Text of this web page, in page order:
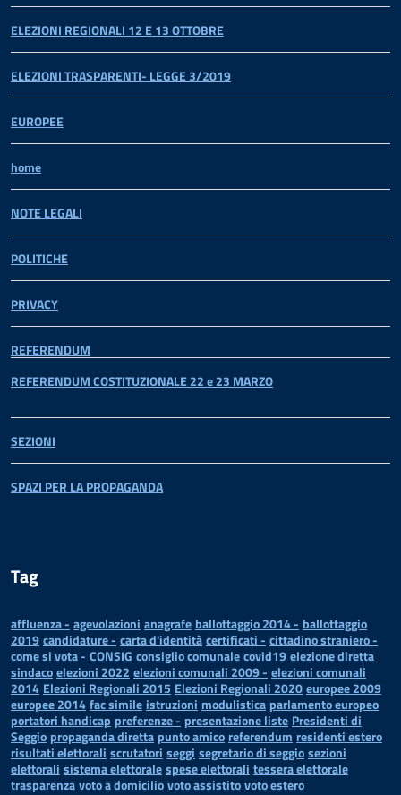
ELEZIONI REGIONALI 12 E 13 OTTOBRE
ELEZIONI TRASPARENTI- LEGGE 3/2019
EUROPEE
home
NOTE LEGALI
POLITICHE
PRIVACY
REFERENDUM
REFERENDUM COSTITUZIONALE 22 e 23 MARZO
SEZIONI
SPAZI PER LA PROPAGANDA
Tag
affluenza - agevolazioni anagrafe ballottaggio 2014 - ballottaggio
2019candidature - carta d'identitàcertificati - cittadino straniero -
come si vota - CONSIG consiglio comunalecovid19elezione diretta
sindacoelezioni 2022 elezioni comunali 2009 - elezioni comunali
2014 Elezioni Regionali 2015 Elezioni Regionali 2020europee 2009
europee 2014fac simile istruzioni modulistica parlamento europeo
portatori handicap preferenze - presentazione liste Presidenti di
Seggio propaganda diretta punto amico referendum residenti estero
risultati elettorali scrutatori seggi segretario di seggiosezioni
elettorali sistema elettoralespese elettorali tessera elettorale
trasparenzavoto a domiciliovoto assistitovoto estero